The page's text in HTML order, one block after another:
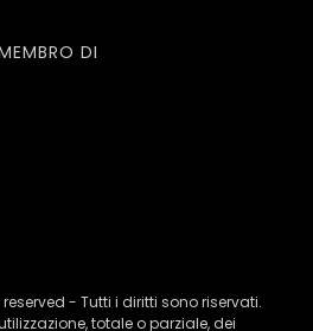
DI
- Tutti i diritti sono riservati.
totale o parziale, dei